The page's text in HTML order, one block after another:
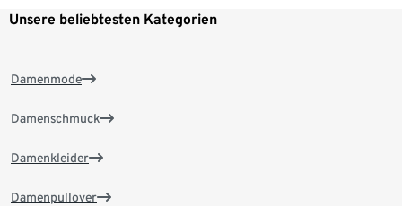
Unsere beliebtesten Kategorien
Damenmode
Damenschmuck
Damenkleider
Damenpullover